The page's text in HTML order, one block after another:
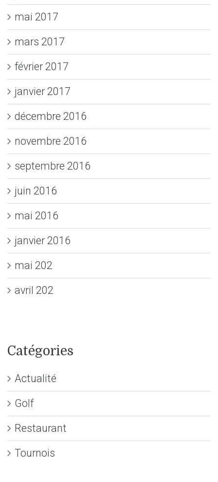
mai 2017
mars 2017
février 2017
janvier 2017
décembre 2016
novembre 2016
septembre 2016
juin 2016
mai 2016
janvier 2016
mai 202
avril 202
Catégories
Actualité
Golf
Restaurant
Tournois